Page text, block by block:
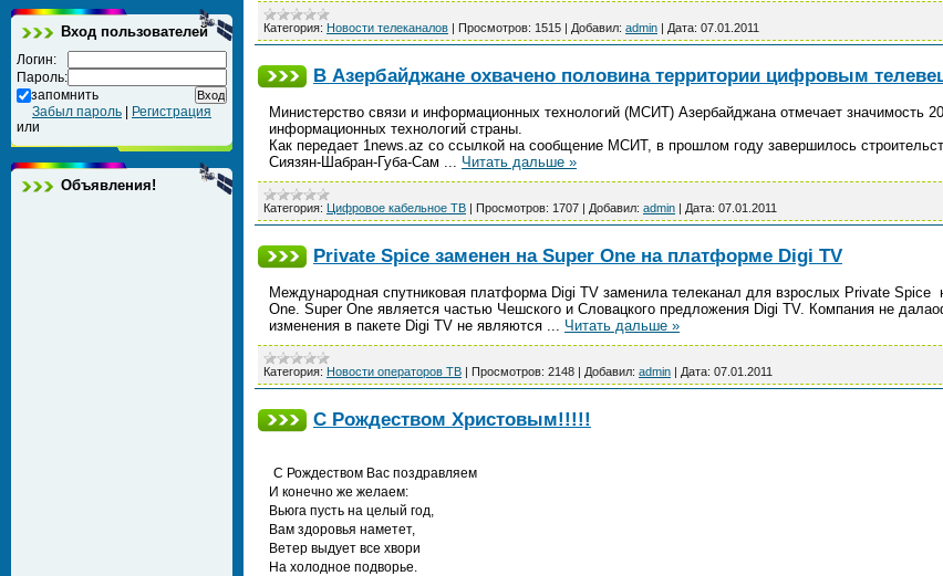
Вход пользователей
Логин:
Пароль:
запомнить
Забыл пароль
Регистрация
или
Объявления!
Категория: Новости телеканалов | Просмотров: 1515 | Добавил: admin | Дата: 07.01.2011
В Азербайджане охвачено половина территории цифровым
Министерство связи и информационных технологий (МСИТ) Азербайджана отмечает значимость
информационных технологий страны.
Как передает 1news.az со ссылкой на сообщение МСИТ, в прошлом году завершилось
Сиязян-Шабран-Губа-Сам ... Читать дальше »
Категория: Цифровое кабельное ТВ | Просмотров: 1707 | Добавил: admin | Дата: 07.01.2011
Private Spice заменен на Super One на платформе Digi TV
Международная спутниковая платформа Digi TV заменила телеканал для взрослых Private Spice
One. Super One является частью Чешского и Словацкого предложения Digi TV. Компания не
изменения в пакете Digi TV не являются ... Читать дальше »
Категория: Новости операторов ТВ | Просмотров: 2148 | Добавил: admin | Дата: 07.01.2011
С Рождеством Христовым!!!!!
С Рождеством Вас поздравляем
И конечно же желаем:
Вьюга пусть на целый год,
Вам здоровья наметет,
Ветер выдует все хвори
На холодное подворье.